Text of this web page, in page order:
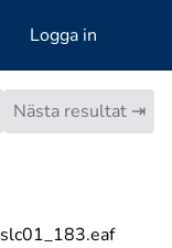
Logga in
Nästa resultat ⇥